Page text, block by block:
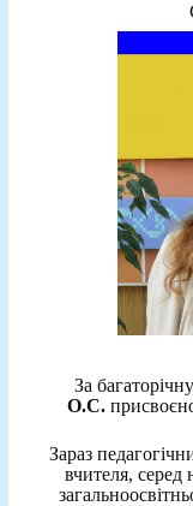
За
О.С.
Зараз
вчителя, серед